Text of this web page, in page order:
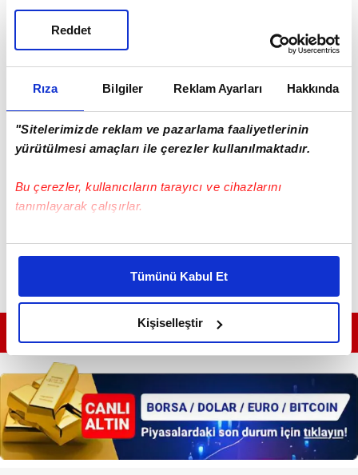
Rıza Bilgiler Reklam Ayarları Hakkında
"Sitelerimizde reklam ve pazarlama faaliyetlerinin
yürütülmesi amaçları ile çerezler kullanılmaktadır.
Bu çerezler, kullanıcıların tarayıcı ve cihazlarını
tanımlayarak çalışırlar.
Bu çerezlere izin vermeniz halinde sizlere özel
daha iyi reklam deneyimi yaşatabiliriz. Bunu yaparken
amacımızın size daha iyi bir reklam deneyimi sunmak
olduğunu ve sizlere en iyi içerikleri sunabilmek adına
elimizden gelen çabayı gösterdiğimizi ve bu noktada,
reklamların maliyetlerimizi karşılamak noktasında tek gelir
kalemimiz olduğunu sizlere hatırlatmak isteriz.
Her halükârda, kullanıcılar, bu çerezlere izin vermedikleri
takdirde, kullanıcılara hedefli reklamlar
gösterilmeyecektir."
Tümünü Kabul Et
Kişiselleştir
Reddet
GÜNÜN EN ÖNEMLİ MANŞETLERİ İÇİN TIKLAYIN